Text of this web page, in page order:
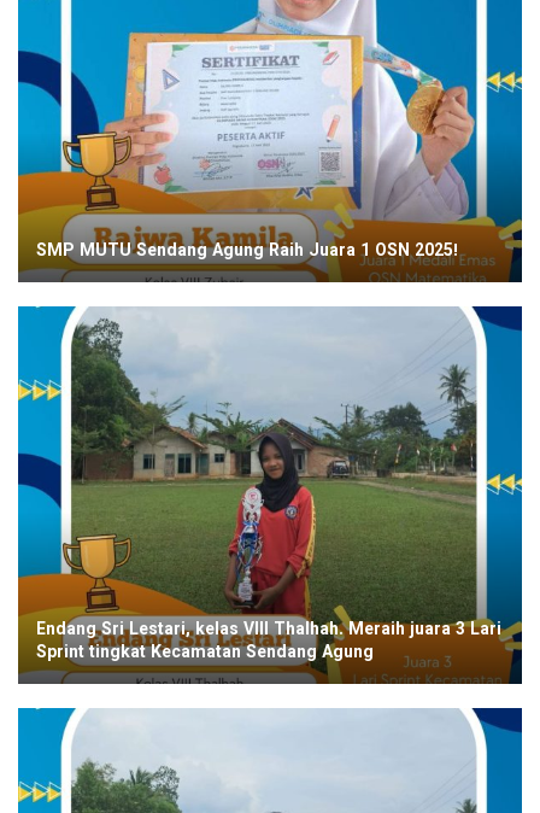
SMP MUTU Sendang Agung Raih Juara 1 OSN 2025!
Endang Sri Lestari, kelas VIII Thalhah. Meraih juara 3 Lari
Sprint tingkat Kecamatan Sendang Agung